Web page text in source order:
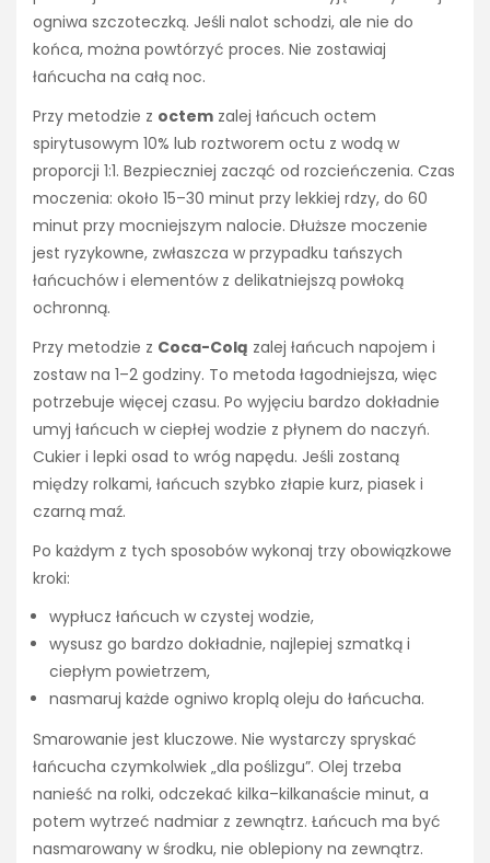
ogniwa szczoteczką. Jeśli nalot schodzi, ale nie do
końca, można powtórzyć proces. Nie zostawiaj
łańcucha na całą noc.
Przy metodzie z octem zalej łańcuch octem
spirytusowym 10% lub roztworem octu z wodą w
proporcji 1:1. Bezpieczniej zacząć od rozcieńczenia. Czas
moczenia: około 15–30 minut przy lekkiej rdzy, do 60
minut przy mocniejszym nalocie. Dłuższe moczenie
jest ryzykowne, zwłaszcza w przypadku tańszych
łańcuchów i elementów z delikatniejszą powłoką
ochronną.
Przy metodzie z Coca-Colą zalej łańcuch napojem i
zostaw na 1–2 godziny. To metoda łagodniejsza, więc
potrzebuje więcej czasu. Po wyjęciu bardzo dokładnie
umyj łańcuch w ciepłej wodzie z płynem do naczyń.
Cukier i lepki osad to wróg napędu. Jeśli zostaną
między rolkami, łańcuch szybko złapie kurz, piasek i
czarną maź.
Po każdym z tych sposobów wykonaj trzy obowiązkowe
kroki:
wypłucz łańcuch w czystej wodzie,
wysusz go bardzo dokładnie, najlepiej szmatką i
ciepłym powietrzem,
nasmaruj każde ogniwo kroplą oleju do łańcucha.
Smarowanie jest kluczowe. Nie wystarczy spryskać
łańcucha czymkolwiek „dla poślizgu”. Olej trzeba
nanieść na rolki, odczekać kilka–kilkanaście minut, a
potem wytrzeć nadmiar z zewnątrz. Łańcuch ma być
nasmarowany w środku, nie oblepiony na zewnątrz.